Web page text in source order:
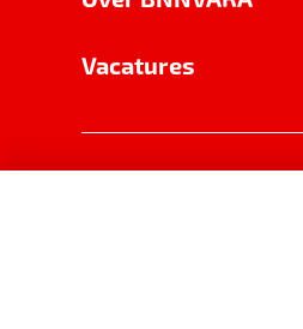
Vacatures
Cookie-